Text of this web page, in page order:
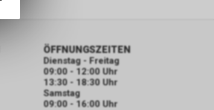
ÖFFNUNGSZEITEN
Dienstag - Freitag
09:00 - 12:00 Uhr
13:30 - 18:30 Uhr
Samstag
09:00 - 16:00 Uhr